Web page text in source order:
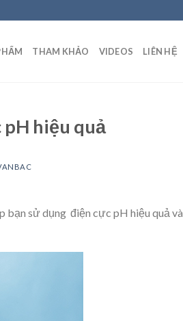
THAM KHẢO VIDEOS LIÊN HỆ
hiệu quả
bạn sử dụng điện cực pH hiệu quả và